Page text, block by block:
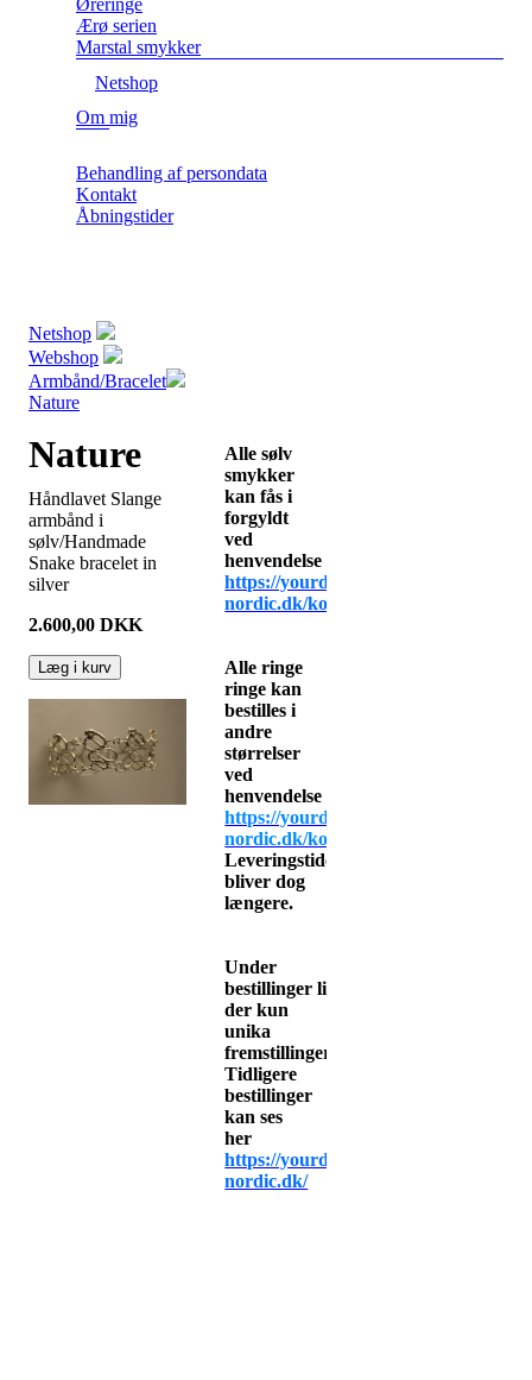
Ærø serien
Marstal smykker
Netshop
Om mig
Behandling af persondata
Kontakt
Åbningstider
Netshop
Webshop
Armbånd/Bracelet
Nature
Nature
Håndlavet Slange
armbånd i
sølv/Handmade
Snake bracelet in
silver
2.600,00 DKK
Læg i kurv
Alle sølv
smykker
kan fås i
forgyldt
ved
henvendelse
https://yourdesign-
nordic.dk/kontakt
Alle ringe
ringe kan
bestilles i
andre
størrelser
ved
henvendelse
https://yourdesign-
nordic.dk/kontak
Leveringstiden
bliver dog
længere.
Under
bestillingerligger
der kun
unika
fremstillinger.
Tidligere
bestillinger
kan ses
her
https://yourdesign-
nordic.dk/